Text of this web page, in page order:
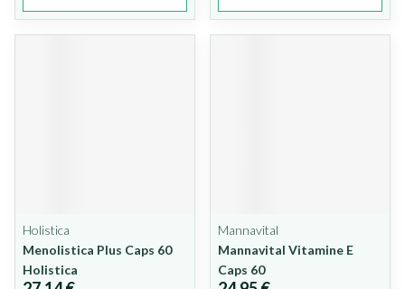
Holistica
Menolistica Plus Caps 60
Holistica
Mannavital
Mannavital Vitamine E
Caps 60